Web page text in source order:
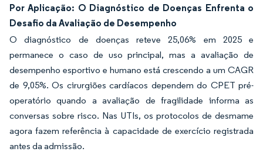
Por Aplicação: O Diagnóstico de Doenças Enfrenta o
Desafio da Avaliação de Desempenho
O diagnóstico de doenças reteve 25,06% em 2025 e
permanece o caso de uso principal, mas a avaliação de
desempenho esportivo e humano está crescendo a um CAGR
de 9,05%. Os cirurgiões cardíacos dependem do CPET pré-
operatório quando a avaliação de fragilidade informa as
conversas sobre risco. Nas UTIs, os protocolos de desmame
agora fazem referência à capacidade de exercício registrada
antes da admissão.